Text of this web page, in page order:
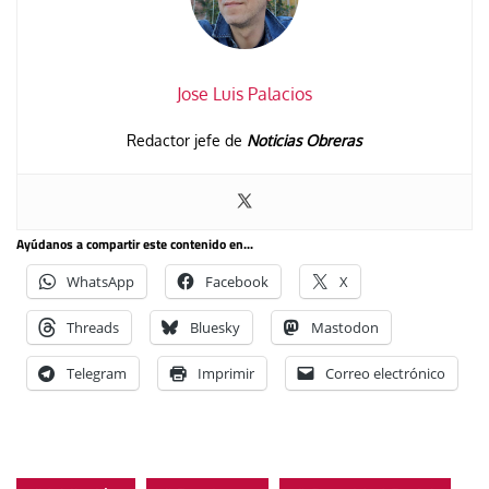
Jose Luis Palacios
Redactor jefe de Noticias Obreras
Ayúdanos a compartir este contenido en...
WhatsApp Facebook X
Threads Bluesky Mastodon
Telegram Imprimir Correo electrónico